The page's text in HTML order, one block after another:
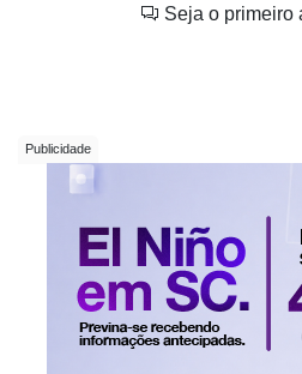
Seja o primeiro